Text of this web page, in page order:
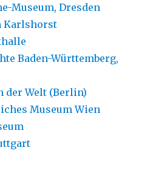
Museum, Dresden
Karlshorst
Baden-Württemberg,
der Welt (Berlin)
Museum Wien